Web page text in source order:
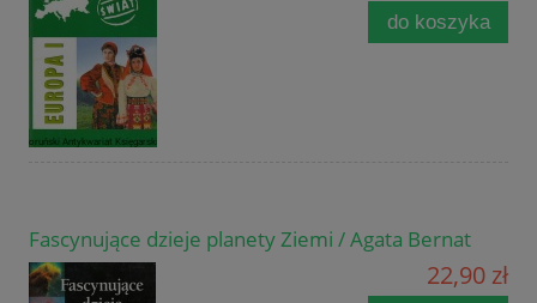
do koszyka
Fascynujące dzieje planety Ziemi / Agata Bernat
22,90 zł